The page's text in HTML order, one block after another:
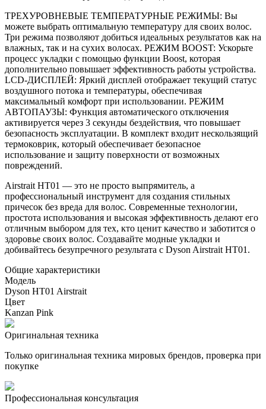
ТРЕХУРОВНЕВЫЕ ТЕМПЕРАТУРНЫЕ РЕЖИМЫ: Вы
можете выбрать оптимальную температуру для своих волос.
Три режима позволяют добиться идеальных результатов как на
влажных, так и на сухих волосах. РЕЖИМ BOOST: Ускорьте
процесс укладки с помощью функции Boost, которая
дополнительно повышает эффективность работы устройства.
LCD-ДИСПЛЕЙ: Яркий дисплей отображает текущий статус
воздушного потока и температуры, обеспечивая
максимальный комфорт при использовании. РЕЖИМ
АВТОПАУЗЫ: Функция автоматического отключения
активируется через 3 секунды бездействия, что повышает
безопасность эксплуатации. В комплект входит нескользящий
термоковрик, который обеспечивает безопасное
использование и защиту поверхности от возможных
повреждений.
Airstrait HT01 — это не просто выпрямитель, а
профессиональный инструмент для создания стильных
причесок без вреда для волос. Современные технологии,
простота использования и высокая эффективность делают его
отличным выбором для тех, кто ценит качество и заботится о
здоровье своих волос. Создавайте модные укладки и
добивайтесь безупречного результата с Dyson Airstrait HT01.
Общие характеристики
Модель
Dyson HT01 Airstrait
Цвет
Kanzan Pink
Оригинальная техника
Только оригинальная техника мировых брендов, проверка при
покупке
Профессиональная консультация